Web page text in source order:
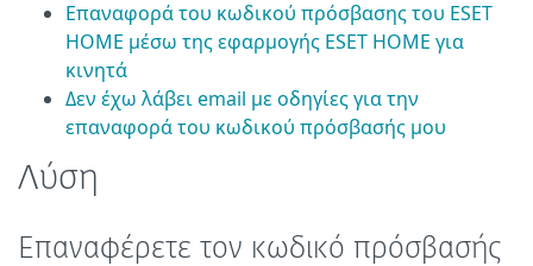
Επαναφορά του κωδικού πρόσβασης του ESET
HOME μέσω της εφαρμογής ESET HOME για
κινητά
Δεν έχω λάβει email με οδηγίες για την
επαναφορά του κωδικού πρόσβασής μου
Λύση
Επαναφέρετε τον κωδικό πρόσβασής